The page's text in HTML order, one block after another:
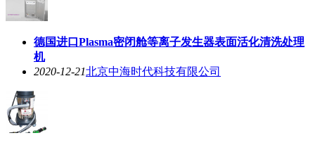
德国进口Plasma密闭舱等离子发生器表面活化清洗处理
机
2020-12-21北京中海时代科技有限公司